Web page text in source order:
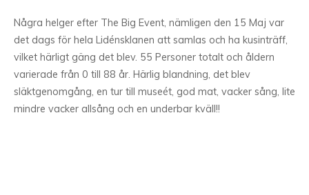
Några helger efter The Big Event, nämligen den 15 Maj var
det dags för hela Lidénsklanen att samlas och ha kusinträff,
vilket härligt gäng det blev. 55 Personer totalt och åldern
varierade från 0 till 88 år. Härlig blandning, det blev
släktgenomgång, en tur till museét, god mat, vacker sång, lite
mindre vacker allsång och en underbar kväll!!